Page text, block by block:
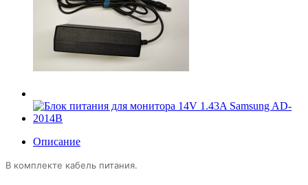
Описание
В комплекте кабель питания.